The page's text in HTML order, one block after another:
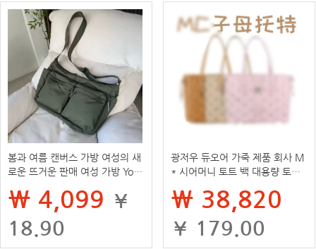
봄과 여름 캔버스 가방 여성의 새
로운 뜨거운 판매 여성 가방 Youji
라이트 럭셔리 니치 토트 백
₩ 4,099 ¥
18.90
광저우 듀오어 가죽 제품 회사 M
* 시어머니 토트 백 대용량 토트
불가
₩ 38,820
¥ 179.00